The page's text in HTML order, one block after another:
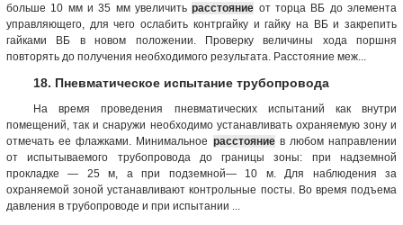
больше 10 мм и 35 мм увеличитьрасстояние от торца ВБ до элемента
управляющего, для чего ослабить контргайку и гайку на ВБ и закрепить
гайками ВБ в новом положении. Проверку величины хода поршня
повторять до получения необходимого результата. Расстояние меж...
18. Пневматическое испытание трубопровода
На время проведения пневматических испытаний как внутри
помещений, так и снаружи необходимо устанавливать охраняемую зону и
отмечать ее флажками. Минимальное расстояниев любом направлении
от испытываемого трубопровода до границы зоны: при надземной
прокладке — 25 м, а при подземной— 10 м. Для наблюдения за
охраняемой зоной устанавливают контрольные посты. Во время подъема
давления в трубопроводе и при испытании ...